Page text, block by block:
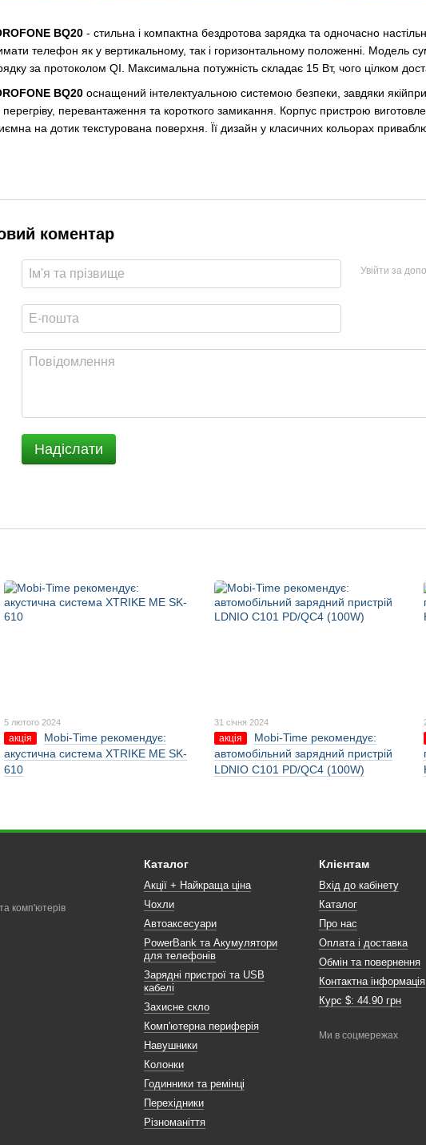
BQ20 - стильна і компактна бездротова зарядка та одночасно
телефон як у вертикальному, так і горизонтальному положенні. Модель
за протоколом QI. Максимальна потужність складає 15 Вт, чого цілком
BQ20 оснащений інтелектуальною системою безпеки, завдяки
перегріву, перевантаження та короткого замикання. Корпус пристрою
на дотик текстурована поверхня. Її дизайн у класичних кольорах
коментар
Увійти за
Надіслати
5 лютого 2024
акція
Mobi-Time рекомендує:
акустична система XTRIKE ME SK-
610
31 січня 2024
акція
Mobi-Time рекомендує:
автомобільний зарядний пристрій
LDNIO C101 PD/QC4 (100W)
комп'ютерів
Каталог
Акції + Найкраща ціна
Чохли
Автоаксесуари
PowerBank та Акумулятори
для телефонів
Зарядні пристрої та USB
кабелі
Захисне скло
Комп'ютерна периферія
Навушники
Колонки
Годинники та ремінці
Перехідники
Різноманіття
Клієнтам
Вхід до кабінету
Каталог
Про нас
Оплата і доставка
Обмін та повернення
Контактна інформація
Курс $: 44.90 грн
Ми в соцмережах